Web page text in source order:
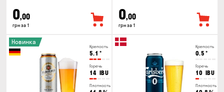
0,00
грн за 1
0,00
грн за 1
Крепость
5.1 °
Горечь
14 IBU
Плотность
Новинка
Крепость
0.5 °
Горечь
10 IBU
Плотность